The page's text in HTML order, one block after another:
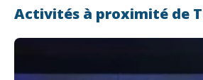
Activités à proximité de